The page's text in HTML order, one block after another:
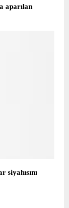
aparılan